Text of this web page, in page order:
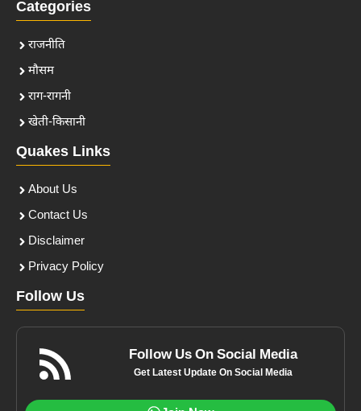
Categories
राजनीति
मौसम
राग-रागनी
खेती-किसानी
Quakes Links
About Us
Contact Us
Disclaimer
Privacy Policy
Follow Us
Follow Us On Social Media
Get Latest Update On Social Media